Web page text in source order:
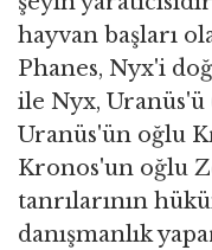
hayvan başları
Phanes, Nyx'i
ile Nyx, Uranüs'ü
Uranüs'ün oğlu
Kronos'un oğlu
tanrılarının
danışmanlık